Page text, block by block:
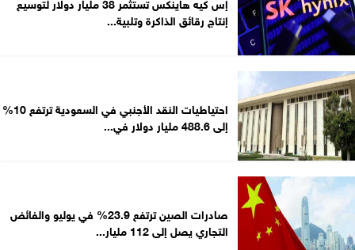
إنتاج رقائق الذاكرة وتلبية...
احتياطيات النقد الأجنبي في السعودية ترتفع 10%
إلى 488.6 مليار دولار في...
صادرات الصين ترتفع 23.9% في يوليو والفائض
التجاري يصل إلى 112 مليار...